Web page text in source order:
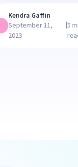
Kendra Gaffin
September 11,
2023
|5